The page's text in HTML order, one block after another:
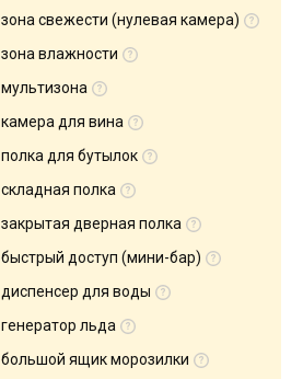
зона свежести (нулевая камера)
зона влажности
мультизона
камера для вина
полка для бутылок
складная полка
закрытая дверная полка
быстрый доступ (мини-бар)
диспенсер для воды
генератор льда
большой ящик морозилки